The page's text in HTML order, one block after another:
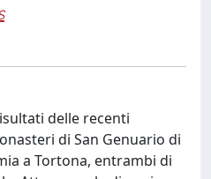
delle recenti
di San Genuario di
a Tortona, entrambi di